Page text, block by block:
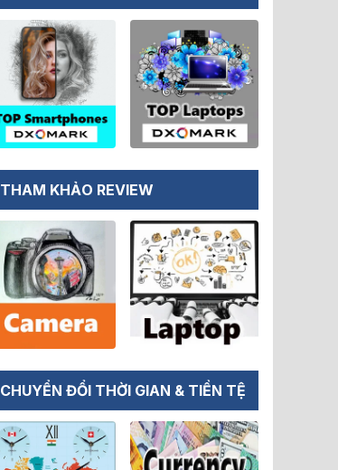
THAM KHẢO REVIEW
CHUYỂN ĐỔI THỜI GIAN & TIỀN TỆ